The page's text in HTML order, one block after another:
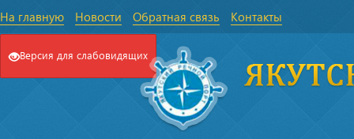
На главную Новости Обратная связь Контакты
Версия для слабовидящих